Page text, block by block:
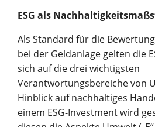
ESG als
Als Standard für die
bei der Geldanlage gelten die
sich auf die drei wichtigsten
Verantwortungsbereiche von
Hinblick auf nachhaltiges
einem ESG-Investment wird